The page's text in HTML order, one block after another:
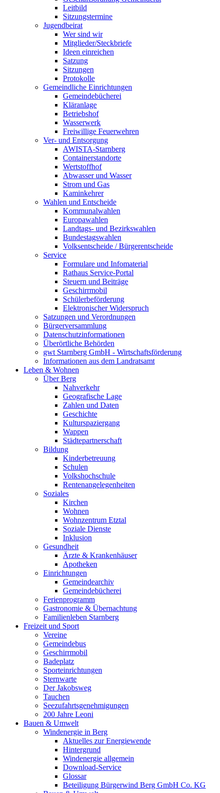
Leitbild
Sitzungstermine
Jugendbeirat
Wer sind wir
Mitglieder/Steckbriefe
Ideen einreichen
Satzung
Sitzungen
Protokolle
Gemeindliche Einrichtungen
Gemeindebücherei
Kläranlage
Betriebshof
Wasserwerk
Freiwillige Feuerwehren
Ver- und Entsorgung
AWISTA-Starnberg
Containerstandorte
Wertstoffhof
Abwasser und Wasser
Strom und Gas
Kaminkehrer
Wahlen und Entscheide
Kommunalwahlen
Europawahlen
Landtags- und Bezirkswahlen
Bundestagswahlen
Volksentscheide / Bürgerentscheide
Service
Formulare und Infomaterial
Rathaus Service-Portal
Steuern und Beiträge
Geschirrmobil
Schülerbeförderung
Elektronischer Widerspruch
Satzungen und Verordnungen
Bürgerversammlung
Datenschutzinformationen
Überörtliche Behörden
gwt Starnberg GmbH - Wirtschaftsförderung
Informationen aus dem Landratsamt
Leben & Wohnen
Über Berg
Nahverkehr
Geografische Lage
Zahlen und Daten
Geschichte
Kulturspaziergang
Wappen
Städtepartnerschaft
Bildung
Kinderbetreuung
Schulen
Volkshochschule
Rentenangelegenheiten
Soziales
Kirchen
Wohnen
Wohnzentrum Etztal
Soziale Dienste
Inklusion
Gesundheit
Ärzte & Krankenhäuser
Apotheken
Einrichtungen
Gemeindearchiv
Gemeindebücherei
Ferienprogramm
Gastronomie & Übernachtung
Familienleben Starnberg
Freizeit und Sport
Vereine
Gemeindebus
Geschirrmobil
Badeplatz
Sporteinrichtungen
Sternwarte
Der Jakobsweg
Tauchen
Seezufahrtsgenehmigungen
200 Jahre Leoni
Bauen & Umwelt
Windenergie in Berg
Aktuelles zur Energiewende
Hintergrund
Windenergie allgemein
Download-Service
Glossar
Beteiligung Bürgerwind Berg GmbH Co. KG